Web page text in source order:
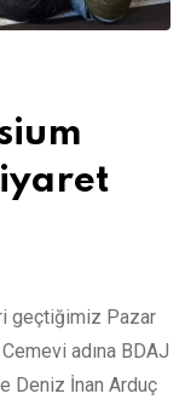
geçtiğimiz Pazar
adına BDAJ
Deniz İnan Arduç